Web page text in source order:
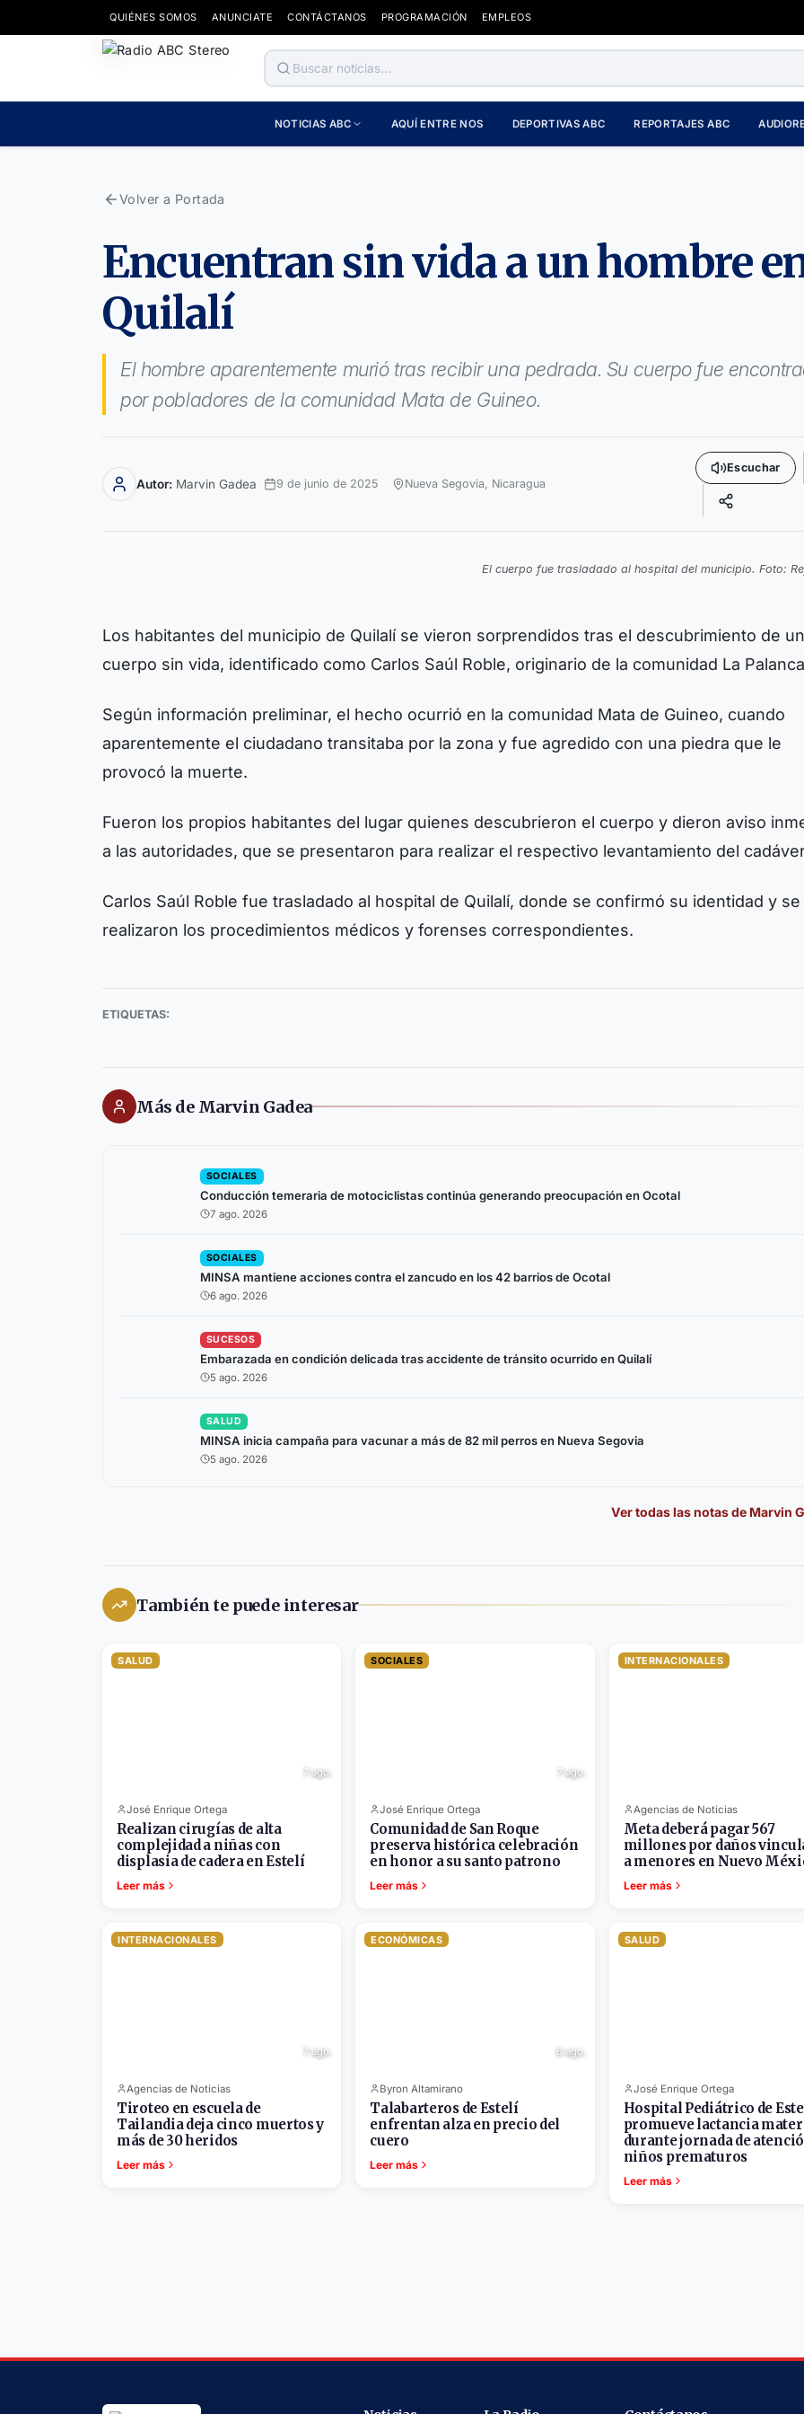
QUIÉNES SOMOS ANUNCIATE CONTÁCTANOS PROGRAMACIÓN EMPLEOS
NOTICIAS ABC AQUÍ ENTRE NOS DEPORTIVAS ABC REPORTAJES ABC
Volver a Portada
Encuentran sin vida a un hombre
Quilalí
El hombre aparentemente murió tras recibir una pedrada. Su cuerpo fue
por pobladores de la comunidad Mata de Guineo.
Autor: Marvin Gadea 9 de junio de 2025 Nueva Segovia, Nicaragua
Escuchar
El cuerpo fue trasladado al hospital del municipio. Foto:
Los habitantes del municipio de Quilalí se vieron sorprendidos tras el descubrimiento de un
cuerpo sin vida, identificado como Carlos Saúl Roble, originario de la comunidad La
Según información preliminar, el hecho ocurrió en la comunidad Mata de Guineo, cuando
aparentemente el ciudadano transitaba por la zona y fue agredido con una piedra que le
provocó la muerte.
Fueron los propios habitantes del lugar quienes descubrieron el cuerpo y dieron aviso
a las autoridades, que se presentaron para realizar el respectivo levantamiento del
Carlos Saúl Roble fue trasladado al hospital de Quilalí, donde se confirmó su identidad y se
realizaron los procedimientos médicos y forenses correspondientes.
ETIQUETAS:
Más de Marvin Gadea
SOCIALES
Conducción temeraria de motociclistas continúa generando preocupación en Ocotal
7 ago. 2026
SOCIALES
MINSA mantiene acciones contra el zancudo en los 42 barrios de Ocotal
6 ago. 2026
SUCESOS
Embarazada en condición delicada tras accidente de tránsito ocurrido en Quilalí
5 ago. 2026
SALUD
MINSA inicia campaña para vacunar a más de 82 mil perros en Nueva Segovia
5 ago. 2026
Ver todas las notas de Marvin
También te puede interesar
SALUD
7 ago.
José Enrique Ortega
Realizan cirugías de alta
complejidad a niñas con
displasia de cadera en Estelí
Leer más
SOCIALES
7 ago.
José Enrique Ortega
Comunidad de San Roque
preserva histórica celebración
en honor a su santo patrono
Leer más
INTERNACIONALES
Agencias de Noticias
Meta deberá pagar 567
millones por daños
a menores en Nuevo
Leer más
INTERNACIONALES
7 ago.
Agencias de Noticias
Tiroteo en escuela de
Tailandia deja cinco muertos y
más de 30 heridos
Leer más
ECONÓMICAS
6 ago.
Byron Altamirano
Talabarteros de Estelí
enfrentan alza en precio del
cuero
Leer más
SALUD
José Enrique Ortega
Hospital Pediátrico de
promueve lactancia
durante jornada de
niños prematuros
Leer más